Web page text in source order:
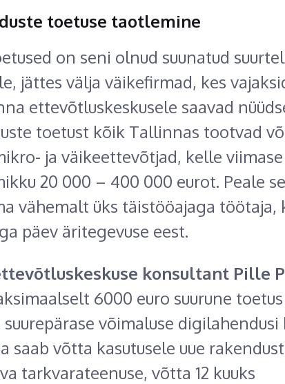
toetuse taotlemine
on seni olnud suunatud
jättes välja väikefirmad, kes
ettevõtluskeskusele saavad
toetust kõik Tallinnas tootvad
ja väikeettevõtjad, kelle
20 000 – 400 000 eurot. Peale
vähemalt üks täistööajaga töötaja,
päev äritegevuse eest.
konsultant Pille
6000 euro suurune
võimaluse digilahendusi
saab võtta kasutusele uue
tarkvarateenuse, võtta 12 kuuks